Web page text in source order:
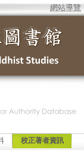
網站導覽
校正著者資訊